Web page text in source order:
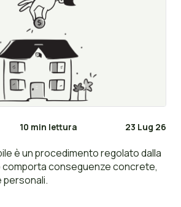
10 min lettura 23 Lug 26
è un procedimento regolato dalla
comporta conseguenze concrete,
personali.